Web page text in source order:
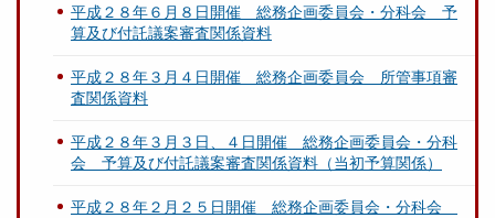
平成２８年６月８日開催 総務企画委員会・分科会 予
算及び付託議案審査関係資料
平成２８年３月４日開催 総務企画委員会 所管事項審
査関係資料
平成２８年３月３日、４日開催 総務企画委員会・分科
会 予算及び付託議案審査関係資料（当初予算関係）
平成２８年２月２５日開催 総務企画委員会・分科会